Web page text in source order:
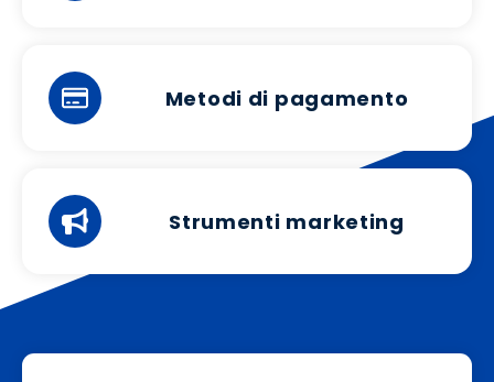
Metodi di pagamento
Strumenti marketing